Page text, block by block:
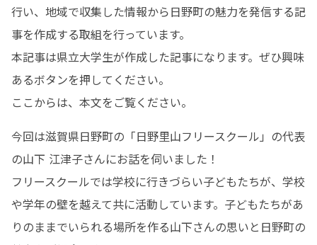
行い、地域で収集した情報から日野町の魅力を発信する記
事を作成する取組を行っています。
本記事は県立大学生が作成した記事になります。ぜひ興味
あるボタンを押してください。
ここからは、本文をご覧ください。
今回は滋賀県日野町の「日野里山フリースクール」の代表
の山下 江津子さんにお話を伺いました！
フリースクールでは学校に行きづらい子どもたちが、学校
や学年の壁を越えて共に活動しています。子どもたちがあ
りのままでいられる場所を作る山下さんの思いと日野町の